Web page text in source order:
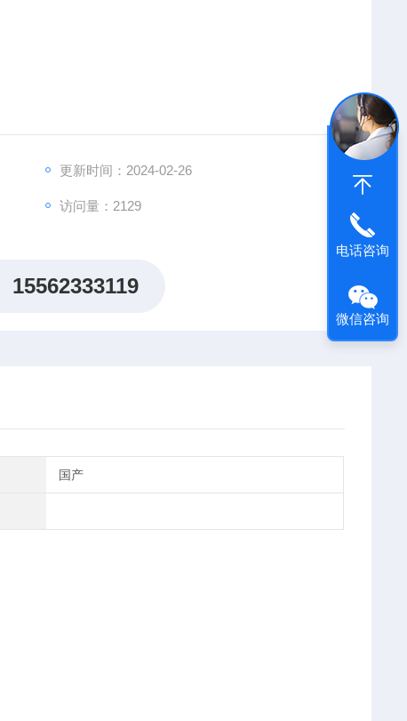
更新时间：2024-02-26
访问量：2129
15562333119
国产
电话咨询
微信咨询